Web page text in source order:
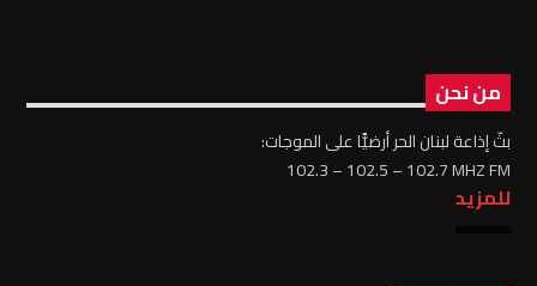
من نحن
بثّ إذاعة لبنان الحر أرضيًّا على الموجات:
102.3 – 102.5 – 102.7 MHZ FM
للمزيد